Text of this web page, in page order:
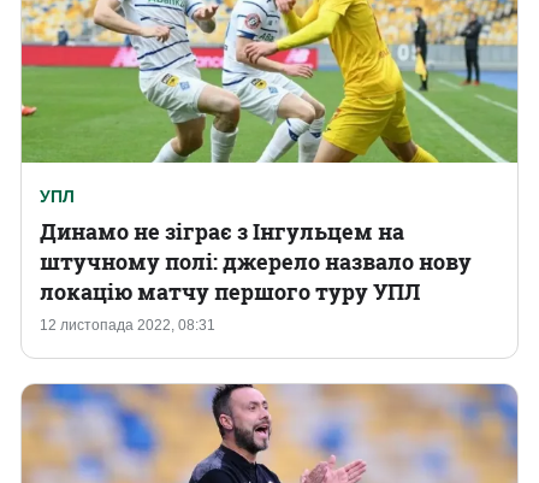
УПЛ
12 листопада 2022, 08:31
Динамо не зіграє з Інгульцем на
штучному полі: джерело назвало нову
локацію матчу першого туру УПЛ